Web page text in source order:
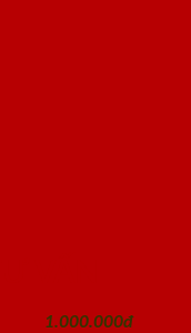
1.000.000đ